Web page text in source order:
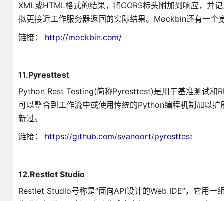
XML或HTML格式的结果，将CORS标头附加到响应，并
拟更接近工作服务器返回的实际结果。Mockbin还有一个
链接： http://mockbin.com/
11.Pyresttest
Python Rest Testing(简称Pyresttest)是用于基准测试和
可以整合到工作流中或使用传统的Python编程机制加以
新过。
链接： https://github.com/svanoort/pyresttest
12.Restlet Studio
Restlet Studio号称是“面向API设计的Web IDE”，它用一